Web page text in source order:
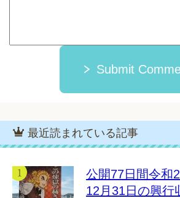
Submit
最近読まれている記事
公開77日間令和
12月31日の興行